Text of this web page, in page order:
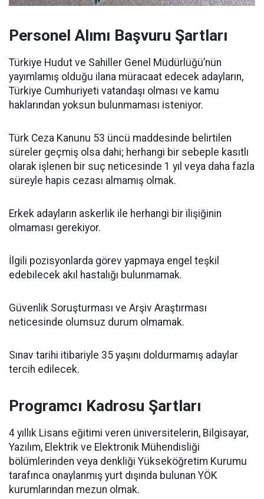
Personel Alımı Başvuru Şartları
Türkiye Hudut ve Sahiller Genel Müdürlüğü’nün
yayımlamış olduğu ilana müracaat edecek adayların,
Türkiye Cumhuriyeti vatandaşı olması ve kamu
haklarından yoksun bulunmaması isteniyor.
Türk Ceza Kanunu 53 üncü maddesinde belirtilen
süreler geçmiş olsa dahi; herhangi bir sebeple kasıtlı
olarak işlenen bir suç neticesinde 1 yıl veya daha fazla
süreyle hapis cezası almamış olmak.
Erkek adayların askerlik ile herhangi bir ilişiğinin
olmaması gerekiyor.
İlgili pozisyonlarda görev yapmaya engel teşkil
edebilecek akıl hastalığı bulunmamak.
Güvenlik Soruşturması ve Arşiv Araştırması
neticesinde olumsuz durum olmamak.
Sınav tarihi itibariyle 35 yaşını doldurmamış adaylar
tercih edilecek.
Programcı Kadrosu Şartları
4 yıllık Lisans eğitimi veren üniversitelerin, Bilgisayar,
Yazılım, Elektrik ve Elektronik Mühendisliği
bölümlerinden veya denkliği Yükseköğretim Kurumu
tarafınca onaylanmış yurt dışında bulunan YÖK
kurumlarından mezun olmak.